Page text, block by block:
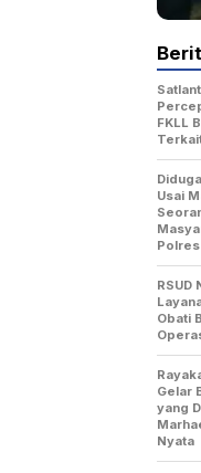
FKLL
Usai
RSUD
Obati
Gelar
yang
Nyata